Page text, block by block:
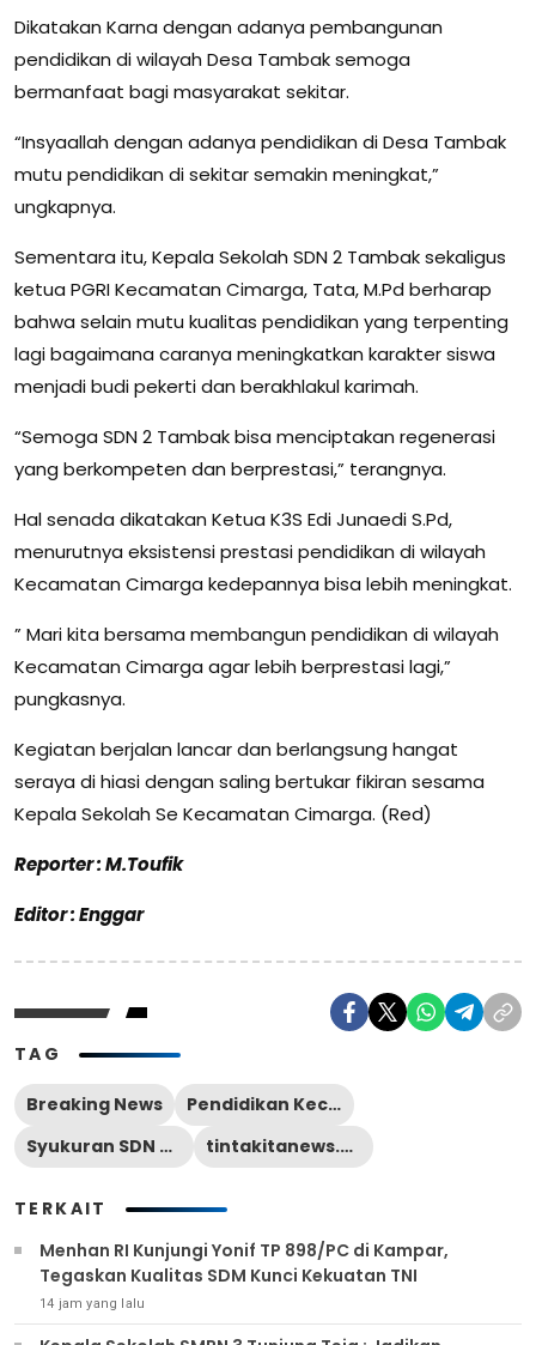
Dikatakan Karna dengan adanya pembangunan
pendidikan di wilayah Desa Tambak semoga
bermanfaat bagi masyarakat sekitar.
“Insyaallah dengan adanya pendidikan di Desa Tambak
mutu pendidikan di sekitar semakin meningkat,”
ungkapnya.
Sementara itu, Kepala Sekolah SDN 2 Tambak sekaligus
ketua PGRI Kecamatan Cimarga, Tata, M.Pd berharap
bahwa selain mutu kualitas pendidikan yang terpenting
lagi bagaimana caranya meningkatkan karakter siswa
menjadi budi pekerti dan berakhlakul karimah.
“Semoga SDN 2 Tambak bisa menciptakan regenerasi
yang berkompeten dan berprestasi,” terangnya.
Hal senada dikatakan Ketua K3S Edi Junaedi S.Pd,
menurutnya eksistensi prestasi pendidikan di wilayah
Kecamatan Cimarga kedepannya bisa lebih meningkat.
” Mari kita bersama membangun pendidikan di wilayah
Kecamatan Cimarga agar lebih berprestasi lagi,”
pungkasnya.
Kegiatan berjalan lancar dan berlangsung hangat
seraya di hiasi dengan saling bertukar fikiran sesama
Kepala Sekolah Se Kecamatan Cimarga. (Red)
Reporter : M.Toufik
Editor : Enggar
TAG
Breaking News
Pendidikan Kecamatan Cimarga
Syukuran SDN 2 Tambak
tintakitanews.com
TERKAIT
Menhan RI Kunjungi Yonif TP 898/PC di Kampar,
Tegaskan Kualitas SDM Kunci Kekuatan TNI
14 jam yang lalu